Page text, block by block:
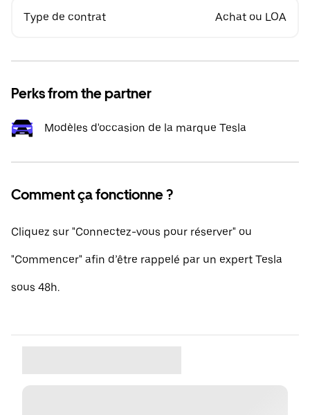
Type de contrat Achat ou LOA
Perks from the partner
Modèles d'occasion de la marque Tesla
Comment ça fonctionne ?
Cliquez sur "Connectez-vous pour réserver" ou
"Commencer" afin d’être rappelé par un expert Tesla
sous 48h.